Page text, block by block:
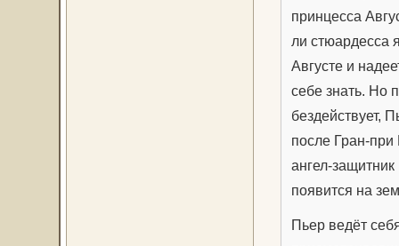
принцесса
ли стюардесса
Августе и
себе знать. Но
бездействует,
после Гран-при
ангел-
появится на
Пьер ведёт